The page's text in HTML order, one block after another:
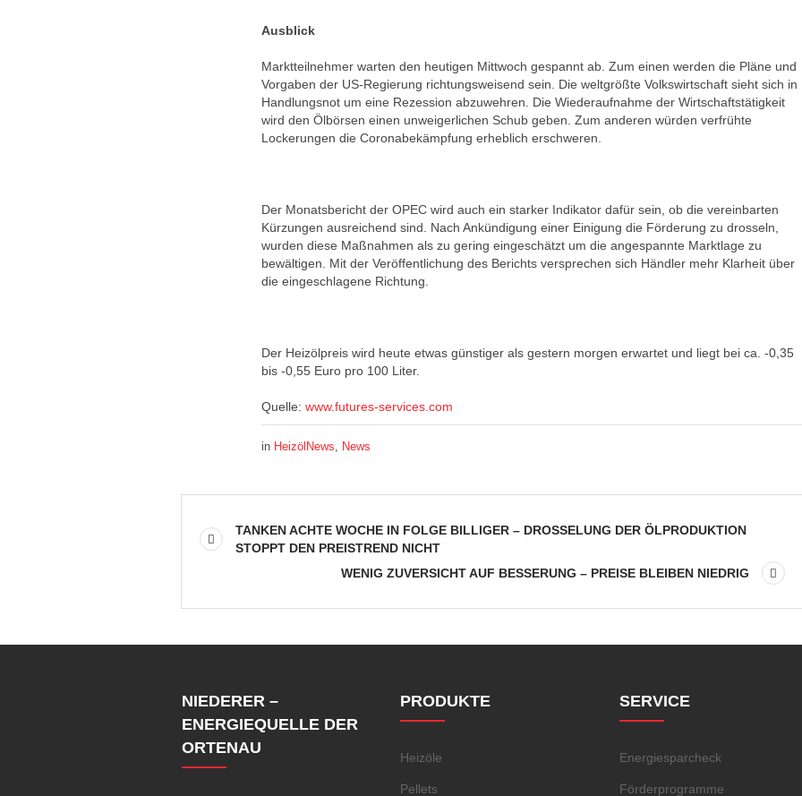
Ausblick
Marktteilnehmer warten den heutigen Mittwoch gespannt ab. Zum einen werden die Pläne und
Vorgaben der US-Regierung richtungsweisend sein. Die weltgrößte Volkswirtschaft sieht sich in
Handlungsnot um eine Rezession abzuwehren. Die Wiederaufnahme der Wirtschaftstätigkeit
wird den Ölbörsen einen unweigerlichen Schub geben. Zum anderen würden verfrühte
Lockerungen die Coronabekämpfung erheblich erschweren.
Der Monatsbericht der OPEC wird auch ein starker Indikator dafür sein, ob die vereinbarten
Kürzungen ausreichend sind. Nach Ankündigung einer Einigung die Förderung zu drosseln,
wurden diese Maßnahmen als zu gering eingeschätzt um die angespannte Marktlage zu
bewältigen. Mit der Veröffentlichung des Berichts versprechen sich Händler mehr Klarheit über
die eingeschlagene Richtung.
Der Heizölpreis wird heute etwas günstiger als gestern morgen erwartet und liegt bei ca. -0,35
bis -0,55 Euro pro 100 Liter.
Quelle: www.futures-services.com
in HeizölNews, News
TANKEN ACHTE WOCHE IN FOLGE BILLIGER – DROSSELUNG DER ÖLPRODUKTION
STOPPT DEN PREISTREND NICHT
WENIG ZUVERSICHT AUF BESSERUNG – PREISE BLEIBEN NIEDRIG
NIEDERER –
ENERGIEQUELLE DER
ORTENAU
PRODUKTE
Heizöle
Pellets
SERVICE
Energiesparcheck
Förderprogramme